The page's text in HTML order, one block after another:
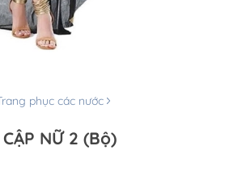
phục các nước
NỮ 2 (Bộ)